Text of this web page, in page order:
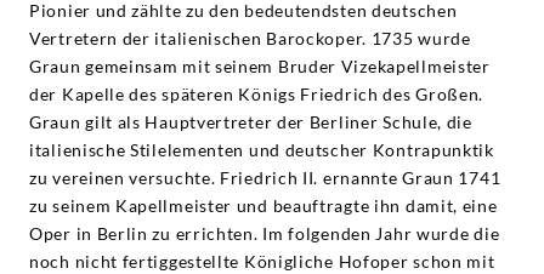
Pionier und zählte zu den bedeutendsten deutschen
Vertretern der italienischen Barockoper. 1735 wurde
Graun gemeinsam mit seinem Bruder Vizekapellmeister
der Kapelle des späteren Königs Friedrich des Großen.
Graun gilt als Hauptvertreter der Berliner Schule, die
italienische Stilelementen und deutscher Kontrapunktik
zu vereinen versuchte. Friedrich II. ernannte Graun 1741
zu seinem Kapellmeister und beauftragte ihn damit, eine
Oper in Berlin zu errichten. Im folgenden Jahr wurde die
noch nicht fertiggestellte Königliche Hofoper schon mit